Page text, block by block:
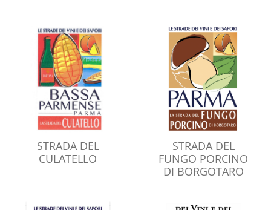
STRADA DEL
CULATELLO
STRADA DEL
FUNGO PORCINO
DI BORGOTARO